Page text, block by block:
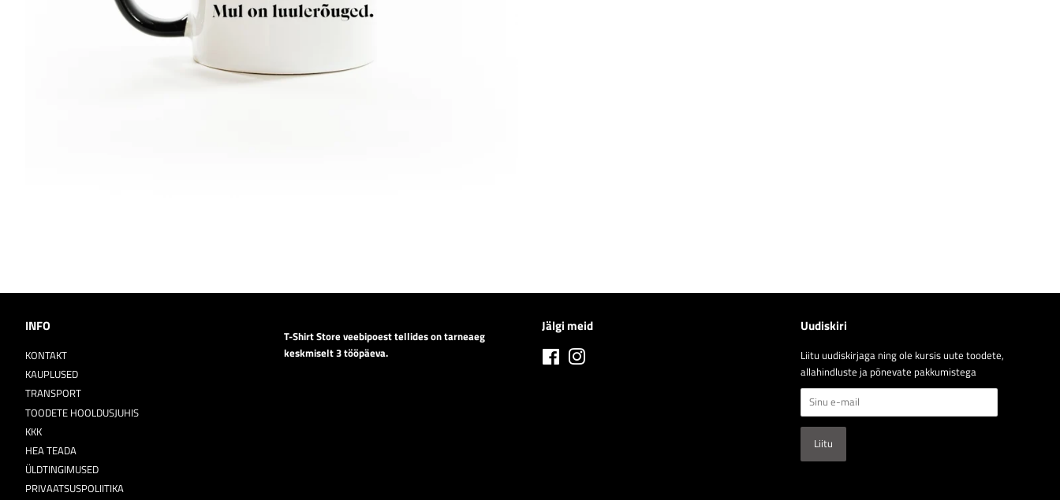
INFO
KONTAKT
KAUPLUSED
TRANSPORT
TOODETE HOOLDUSJUHIS
KKK
HEA TEADA
ÜLDTINGIMUSED
PRIVAATSUSPOLIITIKA
T-Shirt Store veebipoest tellides on tarneaeg
keskmiselt 3 tööpäeva.
Jälgi meid
Facebook
Uudiskiri
Liitu uudiskirjaga ning ole kursis uute toodete,
allahindluste ja põnevate pakkumistega